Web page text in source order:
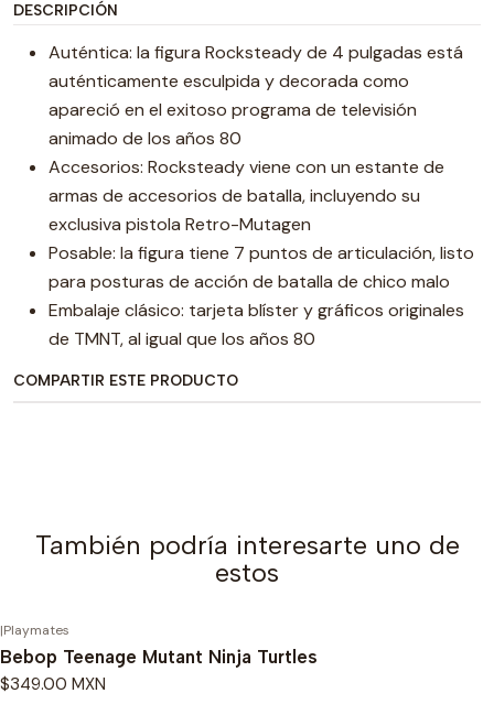
DESCRIPCIÓN
Auténtica: la figura Rocksteady de 4 pulgadas está
auténticamente esculpida y decorada como
apareció en el exitoso programa de televisión
animado de los años 80
Accesorios: Rocksteady viene con un estante de
armas de accesorios de batalla, incluyendo su
exclusiva pistola Retro-Mutagen
Posable: la figura tiene 7 puntos de articulación, listo
para posturas de acción de batalla de chico malo
Embalaje clásico: tarjeta blíster y gráficos originales
de TMNT, al igual que los años 80
COMPARTIR ESTE PRODUCTO
También podría interesarte uno de
estos
|Playmates
Bebop Teenage Mutant Ninja Turtles
$349.00 MXN